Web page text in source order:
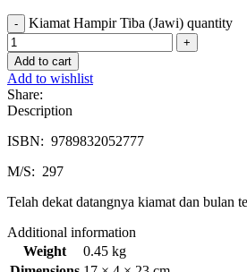
Kiamat Hampir Tiba (Jawi) quantity
Add to cart
Add to wishlist
Share:
Description
ISBN: 9789832052777
M/S: 297
Telah dekat datangnya kiamat dan bulan
Additional information
Weight
0.45 kg